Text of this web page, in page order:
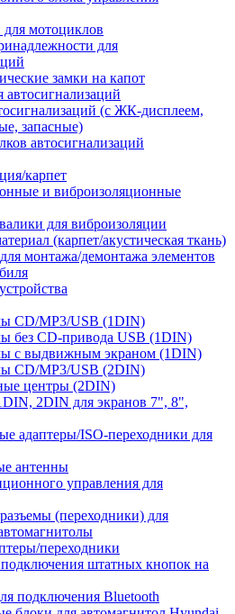
мотоциклов
для
замки на капот
(с ЖК-дисплеем,
запасные)
автосигнализаций
карпет
и виброизоляционные
для виброизоляции
(карпет/акустическая ткань)
монтажа/демонтажа элементов
CD/MP3/USB (1DIN)
без CD-привода USB (1DIN)
с выдвижным экраном (1DIN)
CD/MP3/USB (2DIN)
центры (2DIN)
2DIN для экранов 7", 8",
адаптеры/ISO-переходники для
антенны
управления для
(переходники) для
переходники
штатных кнопок на
подключения Bluetooth